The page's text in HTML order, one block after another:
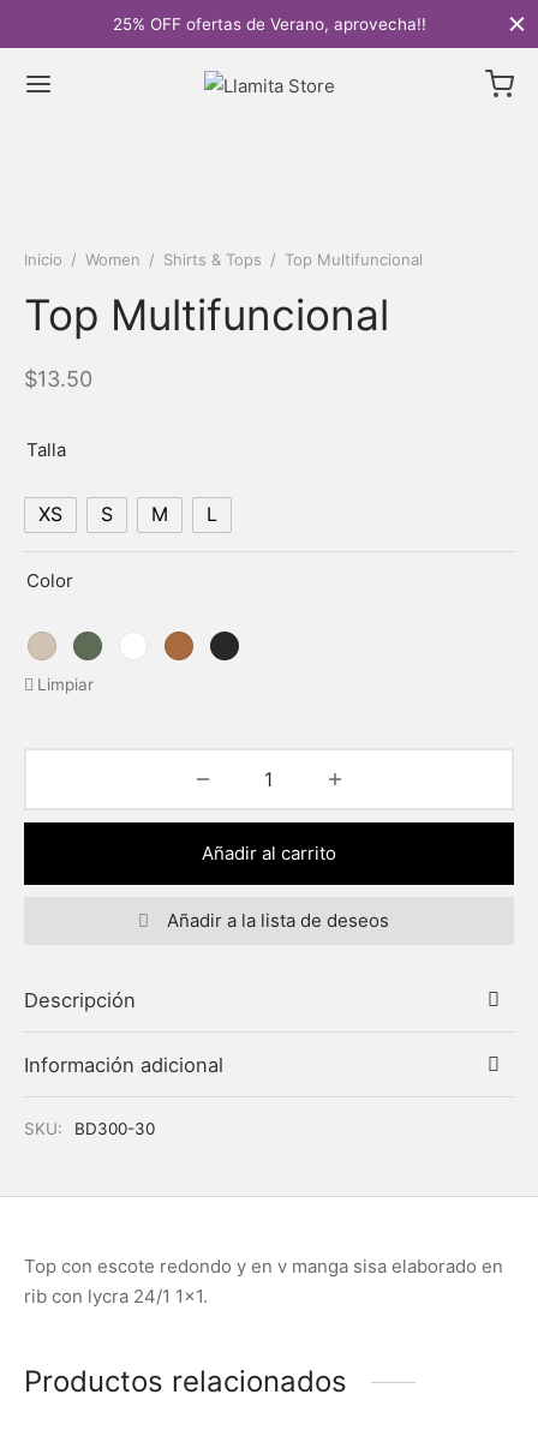
25% OFF ofertas de Verano, aprovecha!!
Inicio / Women / Shirts & Tops / Top Multifuncional
Top Multifuncional
$13.50
Talla
XS S M L
Color
Limpiar
Añadir al carrito
Añadir a la lista de deseos
Descripción
Información adicional
SKU: BD300-30
Top con escote redondo y en v manga sisa elaborado en
rib con lycra 24/1 1×1.
Productos relacionados